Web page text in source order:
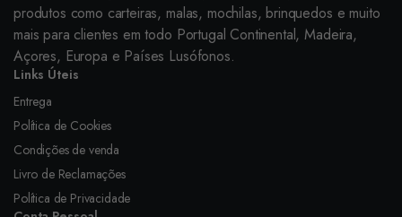
produtos como carteiras, malas, mochilas, brinquedos e muito
mais para clientes em todo Portugal Continental, Madeira,
Açores, Europa e Países Lusófonos.
Links Úteis
Entrega
Política de Cookies
Condições de venda
Livro de Reclamações
Política de Privacidade